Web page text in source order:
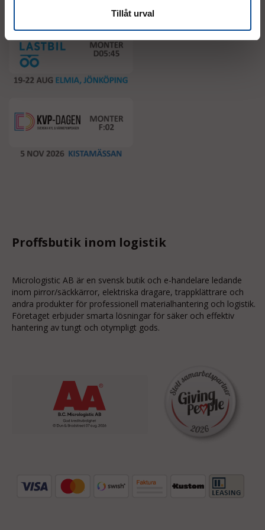
Tillåt urval
Proffsbutik inom logistik
Micrologistic AB är en svensk butik och e-handelare ledande
inom pirror/säckkärror, elektriska dragare, trappklättrare och
andra produkter för professionell materialhantering och logistik.
Företaget erbjuder smarta lösningar för säker och effektiv
hantering av tungt och otympligt gods.